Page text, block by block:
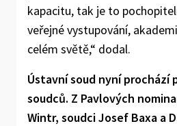
kapacitu, tak je to
veřejné vystupování,
celém světě,“ dodal.
Ústavní soud nyní prochází
soudců. Z Pavlových
Wintr, soudci Josef Baxa a